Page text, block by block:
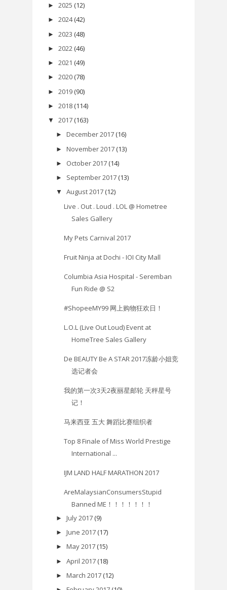
► 2025 (12)
► 2024 (42)
► 2023 (48)
► 2022 (46)
► 2021 (49)
► 2020 (78)
► 2019 (90)
► 2018 (114)
▼ 2017 (163)
► December 2017 (16)
► November 2017 (13)
► October 2017 (14)
► September 2017 (13)
▼ August 2017 (12)
Live . Out . Loud . LOL @ Hometree
Sales Gallery
My Pets Carnival 2017
Fruit Ninja at Dochi - IOI City Mall
Columbia Asia Hospital - Seremban
Fun Ride @ S2
#ShopeeMY99 网上购物狂欢日！
L.O.L (Live Out Loud) Event at
HomeTree Sales Gallery
De BEAUTY Be A STAR 2017冻龄小姐竞
选记者会
我的第一次3天2夜丽星邮轮 天秤星号
记！
马来西亚 五大 舞蹈比赛组织者
Top 8 Finale of Miss World Prestige
International ...
IJM LAND HALF MARATHON 2017
AreMalaysianConsumersStupid
Banned ME！！！！！！！
► July 2017 (9)
► June 2017 (17)
► May 2017 (15)
► April 2017 (18)
► March 2017 (12)